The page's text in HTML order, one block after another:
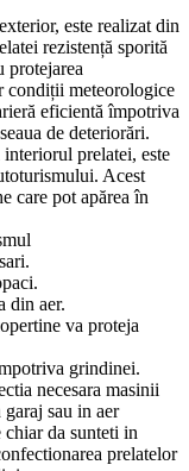
este realizat din
rezistență sporită
protejarea
condiții meteorologice
eficientă împotriva
de deteriorări.
prelatei, este
Acest
care pot apărea în
din aer.
va proteja
grindinei.
necesara masinii
sau in aer
da sunteti in
prelatelor